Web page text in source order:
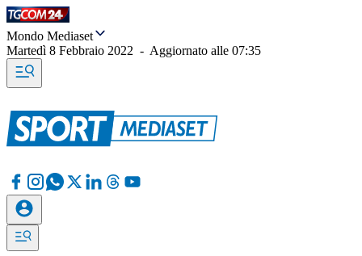
Mondo Mediaset
Martedì 8 Febbraio 2022 - Aggiornato alle 07:35